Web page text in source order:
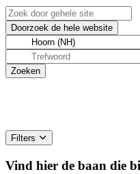
Filters
Vind hier de baan die